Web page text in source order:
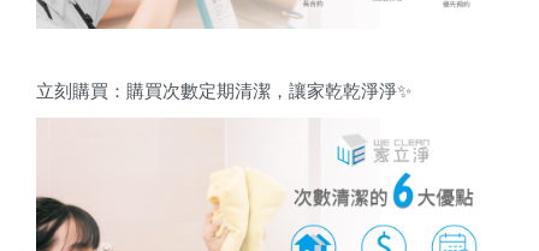
立刻購買： 購買次數定期清潔，讓家乾乾淨淨✨